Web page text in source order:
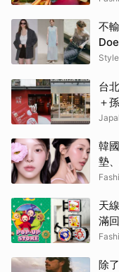
不
感
台
＋
逛
韓
墊
天
滿
除